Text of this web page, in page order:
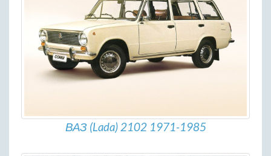
ВАЗ (Lada) 2102 1971-1985